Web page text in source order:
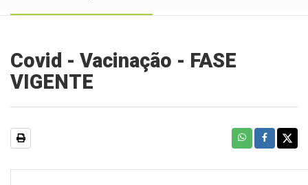
Covid - Vacinação - FASE
VIGENTE